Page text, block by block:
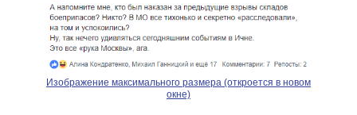
Изображение максимального размера (откроется в новом
окне)